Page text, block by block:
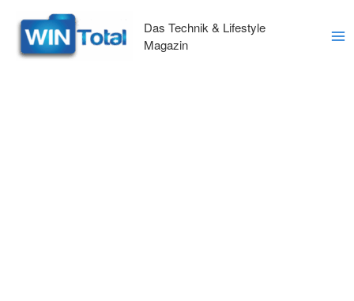
Inhalt
springen
Das Technik & Lifestyle
Magazin